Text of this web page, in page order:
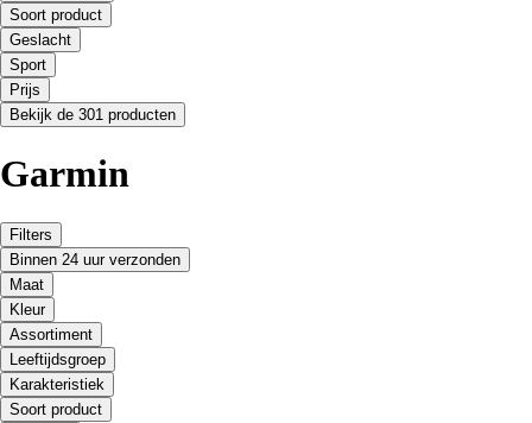
Soort product
Geslacht
Sport
Prijs
Bekijk de 301 producten
Garmin
Filters
Binnen 24 uur verzonden
Maat
Kleur
Assortiment
Leeftijdsgroep
Karakteristiek
Soort product